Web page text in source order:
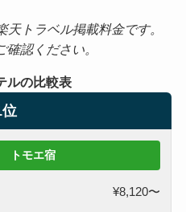
トラベル掲載料金です。
認ください。
ルの比較表
位
トモエ宿
¥8,120〜